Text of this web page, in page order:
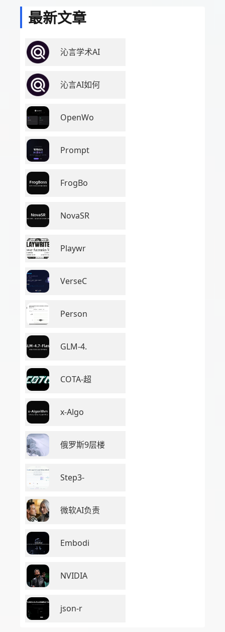
最新文章
沁言学术AI
沁言AI如何
OpenWo
Prompt
FrogBo
NovaSR
Playwr
VerseC
Person
GLM-4.
COTA-超
x-Algo
俄罗斯9层楼
Step3-
微软AI负责
Embodi
NVIDIA
json-r